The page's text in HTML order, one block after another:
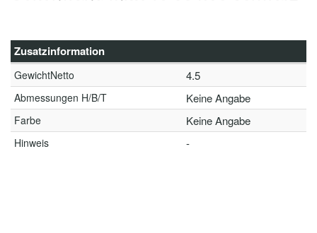
Zusatzinformation
GewichtNetto 4.5
Abmessungen H/B/T Keine Angabe
Farbe Keine Angabe
Hinweis -